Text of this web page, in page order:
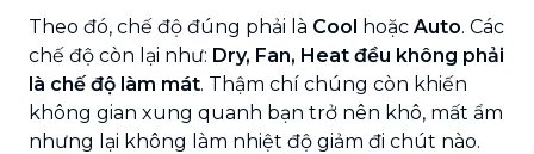
Theo đó, chế độ đúng phải là Cool hoặc Auto. Các
chế độ còn lại như: Dry, Fan, Heat đều không phải
là chế độ làm mát. Thậm chí chúng còn khiến
không gian xung quanh bạn trở nên khô, mất ẩm
nhưng lại không làm nhiệt độ giảm đi chút nào.